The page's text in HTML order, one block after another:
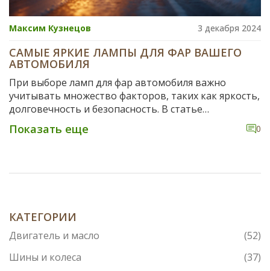
Максим Кузнецов 3 декабря 2024
САМЫЕ ЯРКИЕ ЛАМПЫ ДЛЯ ФАР ВАШЕГО
АВТОМОБИЛЯ
При выборе ламп для фар автомобиля важно
учитывать множество факторов, таких как яркость,
долговечность и безопасность. В статье
рассмотрены различные виды ламп, включая
галогенные, ксеноновые и LED-лампы. Даны советы
плюсы и минусы каждой технологии. Статья
Показать еще 0
КАТЕГОРИИ
Двигатель и масло
(52)
Шины и колеса
(37)